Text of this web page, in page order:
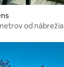
od nábrežia